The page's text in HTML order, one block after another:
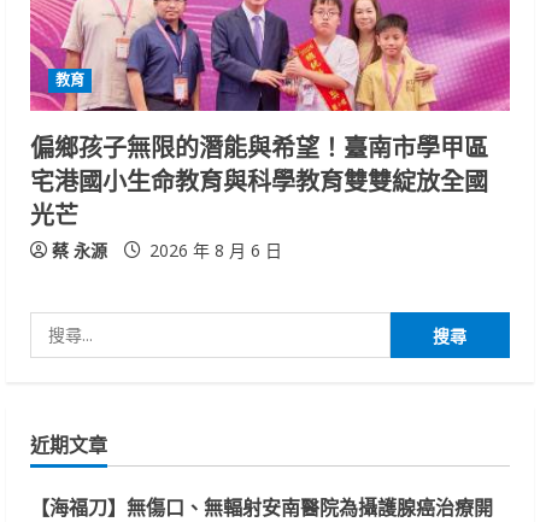
教育
偏鄉孩子無限的潛能與希望！臺南市學甲區
宅港國小生命教育與科學教育雙雙綻放全國
光芒
蔡 永源 2026 年 8 月 6 日
尋
字:
近期文章
【海福刀】無傷口、無輻射安南醫院為攝護腺癌治療開